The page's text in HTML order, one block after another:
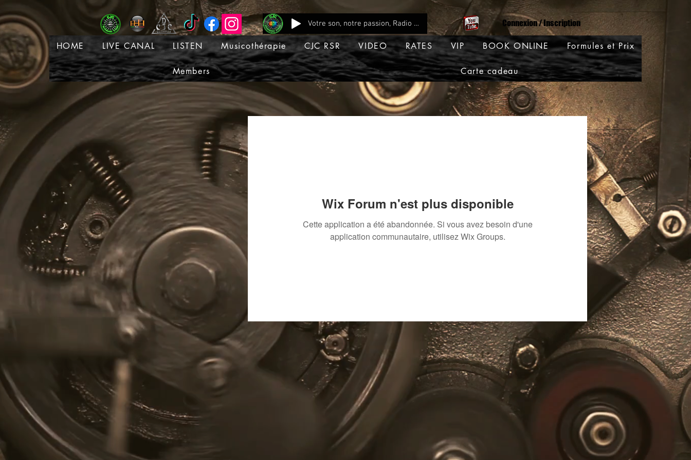
Votre son, notre passion, Radio CJC Recording Studio , là où chaque note prend vie ! Connexion / Inscription
HOME LIVE CANAL LISTEN Musicothérapie CJC RSR VIDEO RATES VIP BOOK ONLINE Formules et Prix
Members Carte cadeau
Wix Forum n'est plus disponible
Cette application a été abandonnée. Si vous avez besoin d'une
application communautaire, utilisez Wix Groups.